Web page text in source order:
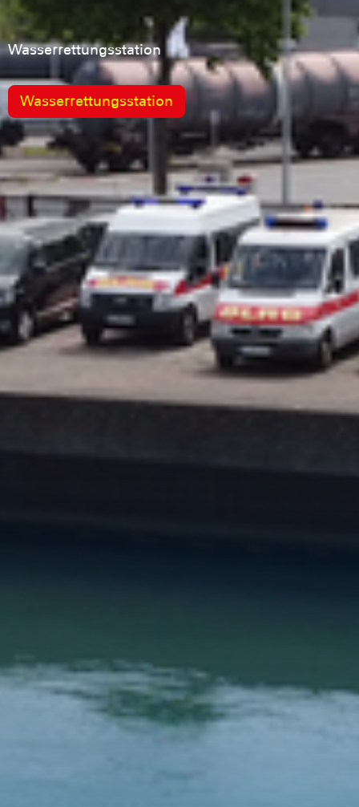
Wasserrettungsstation
Wasserrettungsstation
Fahrzeuge
Land- und Wasserfahrzeuge